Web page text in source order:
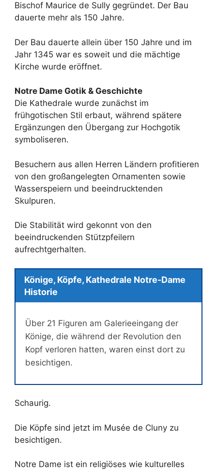
Bischof Maurice de Sully gegründet. Der Bau
dauerte mehr als 150 Jahre.
Der Bau dauerte allein über 150 Jahre und im
Jahr 1345 war es soweit und die mächtige
Kirche wurde eröffnet.
Notre Dame Gotik & Geschichte
Die Kathedrale wurde zunächst im
frühgotischen Stil erbaut, während spätere
Ergänzungen den Übergang zur Hochgotik
symboliseren.
Besuchern aus allen Herren Ländern profitieren
von den großangelegten Ornamenten sowie
Wasserspeiern und beeindrucktenden
Skulpuren.
Die Stabilität wird gekonnt von den
beeindruckenden Stützpfeilern
aufrechtgerhalten.
Könige, Köpfe, Kathedrale Notre-Dame
Historie
Über 21 Figuren am Galerieeingang der
Könige, die während der Revolution den
Kopf verloren hatten, waren einst dort zu
besichtigen.
Schaurig.
Die Köpfe sind jetzt im Musée de Cluny zu
besichtigen.
Notre Dame ist ein religiöses wie kulturelles